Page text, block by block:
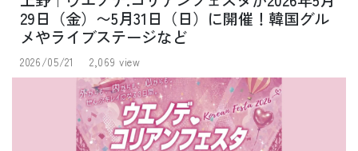
29日（金）〜5月31日（日）に開催！韓国グル
メやライブステージなど
2026/05/21 2,069 view